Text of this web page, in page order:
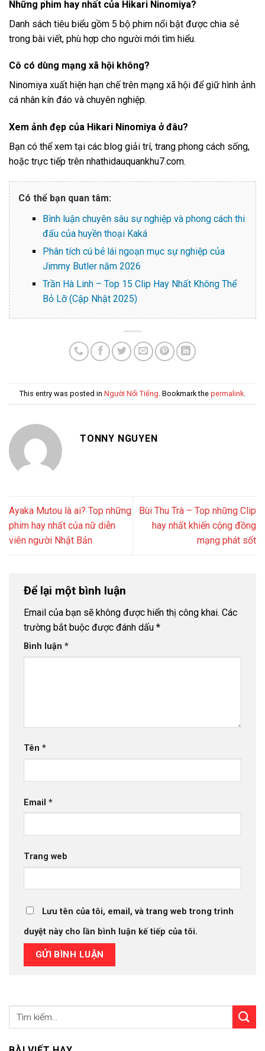
Những phim hay nhất của Hikari Ninomiya?
Danh sách tiêu biểu gồm 5 bộ phim nổi bật được chia sẻ
trong bài viết, phù hợp cho người mới tìm hiểu.
Cô có dùng mạng xã hội không?
Ninomiya xuất hiện hạn chế trên mạng xã hội để giữ hình ảnh
cá nhân kín đáo và chuyên nghiệp.
Xem ảnh đẹp của Hikari Ninomiya ở đâu?
Bạn có thể xem tại các blog giải trí, trang phong cách sống,
hoặc trực tiếp trên nhathidauquankhu7.com.
Có thể bạn quan tâm:
Bình luận chuyên sâu sự nghiệp và phong cách thi
đấu của huyền thoại Kaká
Phân tích cú bẻ lái ngoạn mục sự nghiệp của
Jimmy Butler năm 2026
Trần Hà Linh – Top 15 Clip Hay Nhất Không Thể
Bỏ Lỡ (Cập Nhật 2025)
This entry was posted in Người Nổi Tiếng . Bookmark the permalink
TONNY NGUYEN
Ayaka Mutou là ai? Top những
phim hay nhất của nữ diễn
viên người Nhật Bản
Bùi Thu Trà – Top những Clip
hay nhất khiến cộng đồng
mạng phát sốt
Để lại một bình luận
Email của bạn sẽ không được hiển thị công khai. Các
trường bắt buộc được đánh dấu *
Bình luận *
Tên *
Email *
Trang web
Lưu tên của tôi, email, và trang web trong trình
duyệt này cho lần bình luận kế tiếp của tôi.